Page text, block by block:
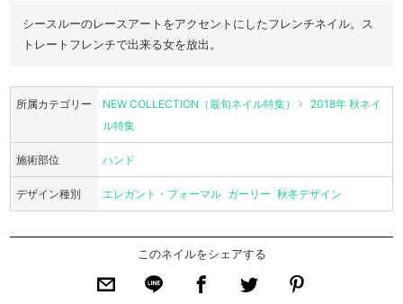
シースルーのレースアートをアクセントにしたフレンチネイル。ス
トレートフレンチで出来る女を放出。
所属カテゴリー NEW COLLECTION（最旬ネイル特集）
2018年 秋ネイ
ル特集
施術部位 ハンド
デザイン種別 エレガント・フォーマル ガーリー 秋冬デザイン
このネイルをシェアする